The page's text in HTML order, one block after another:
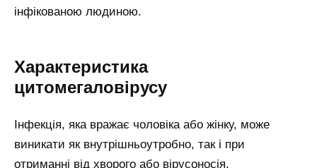
інфікованою людиною.
Характеристика
цитомегаловірусу
Інфекція, яка вражає чоловіка або жінку, може
виникати як внутрішньоутробно, так і при
отриманні від хворого або вірусоносія.